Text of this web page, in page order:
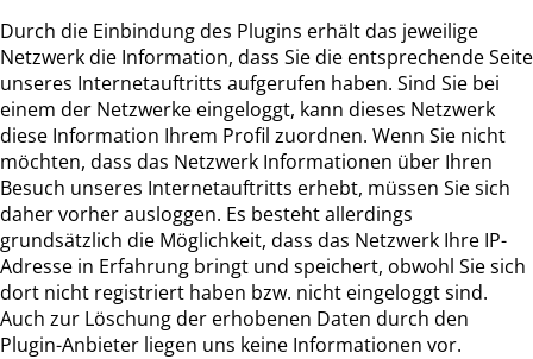
Durch die Einbindung des Plugins erhält das jeweilige
Netzwerk die Information, dass Sie die entsprechende Seite
unseres Internetauftritts aufgerufen haben. Sind Sie bei
einem der Netzwerke eingeloggt, kann dieses Netzwerk
diese Information Ihrem Profil zuordnen. Wenn Sie nicht
möchten, dass das Netzwerk Informationen über Ihren
Besuch unseres Internetauftritts erhebt, müssen Sie sich
daher vorher ausloggen. Es besteht allerdings
grundsätzlich die Möglichkeit, dass das Netzwerk Ihre IP-
Adresse in Erfahrung bringt und speichert, obwohl Sie sich
dort nicht registriert haben bzw. nicht eingeloggt sind.
Auch zur Löschung der erhobenen Daten durch den
Plugin-Anbieter liegen uns keine Informationen vor.